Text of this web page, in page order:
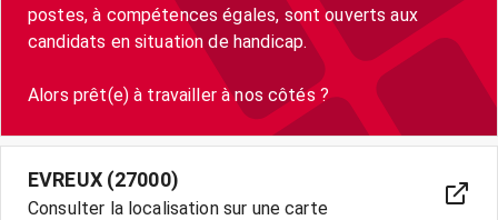
postes, à compétences égales, sont ouverts aux
candidats en situation de handicap.
Alors prêt(e) à travailler à nos côtés ?
EVREUX (27000)
Consulter la localisation sur une carte